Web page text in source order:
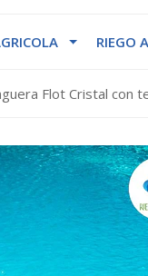
RIEGO
Flot Cristal con